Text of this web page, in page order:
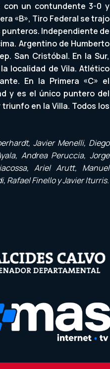
con un contundente 3-0 y
«B», Tiro Federal se trajo
punteros. Independiente de
Argentino de Humberto
San Cristóbal. En la Sur,
localidad de Vila. Atlético
En la Primera «C» el
y es el único puntero del
triunfo en la Villa. Todos los
Javier Menelli, Diego
Andrea Peruccia, Jorge
Ariel Arutt, Manuel
Rafael Finello y Javier Iturris.